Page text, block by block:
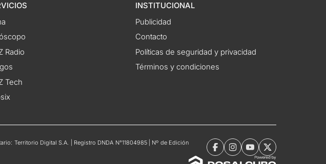
Radio
Tech
INSTITUCIONAL
Publicidad
Contacto
Políticas de seguridad y privacidad
Términos y condiciones
Territorio Digital S.A. | Registro DNDA N°11804985 | Nº de Edición